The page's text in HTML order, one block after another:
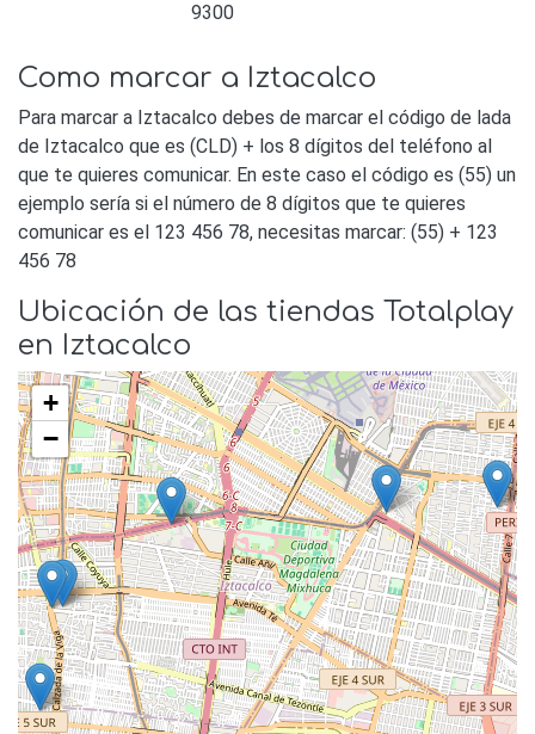
9300
Como marcar a Iztacalco
Para marcar a Iztacalco debes de marcar el código de lada
de Iztacalco que es (CLD) + los 8 dígitos del teléfono al
que te quieres comunicar. En este caso el código es (55) un
ejemplo sería si el número de 8 dígitos que te quieres
comunicar es el 123 456 78, necesitas marcar: (55) + 123
456 78
Ubicación de las tiendas Totalplay
en Iztacalco
+
−